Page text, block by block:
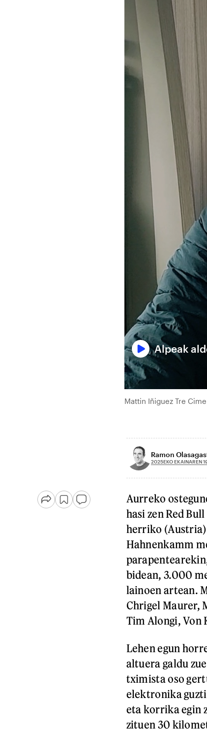
Alpeak
Mattin Iñiguez Tre
Ramon
2025EKO EKAINAREN
Aurreko
hasi zen Red
herriko
Hahnenkamm
bidean, 3.000
lainoen artean.
Chrigel Maurer,
Tim Alongi, Von
Lehen egun
altuera galdu
tximista oso
elektronika
eta korrika egin
zituen 30